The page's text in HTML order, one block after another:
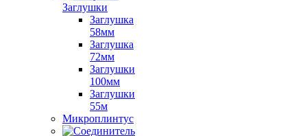
Заглушки
Заглушка
58мм
Заглушка
72мм
Заглушки
100мм
Заглушки
55м
Микроплинтус